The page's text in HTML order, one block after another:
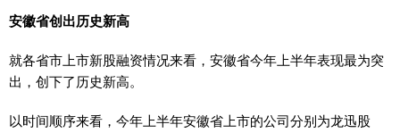
安徽省创出历史新高
就各省市上市新股融资情况来看，安徽省今年上半年表现最为突
出，创下了历史新高。
以时间顺序来看，今年上半年安徽省上市的公司分别为龙迅股